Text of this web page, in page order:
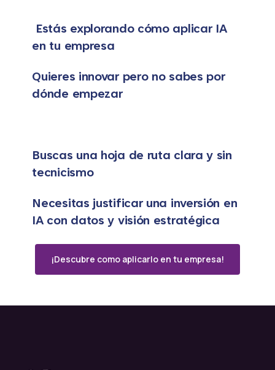
Estás explorando cómo aplicar IA
en tu empresa
Quieres innovar pero no sabes por
dónde empezar
Buscas una hoja de ruta clara y sin
tecnicismo
Necesitas justificar una inversión en
IA con datos y visión estratégica
¡Descubre como aplicarlo en tu empresa!